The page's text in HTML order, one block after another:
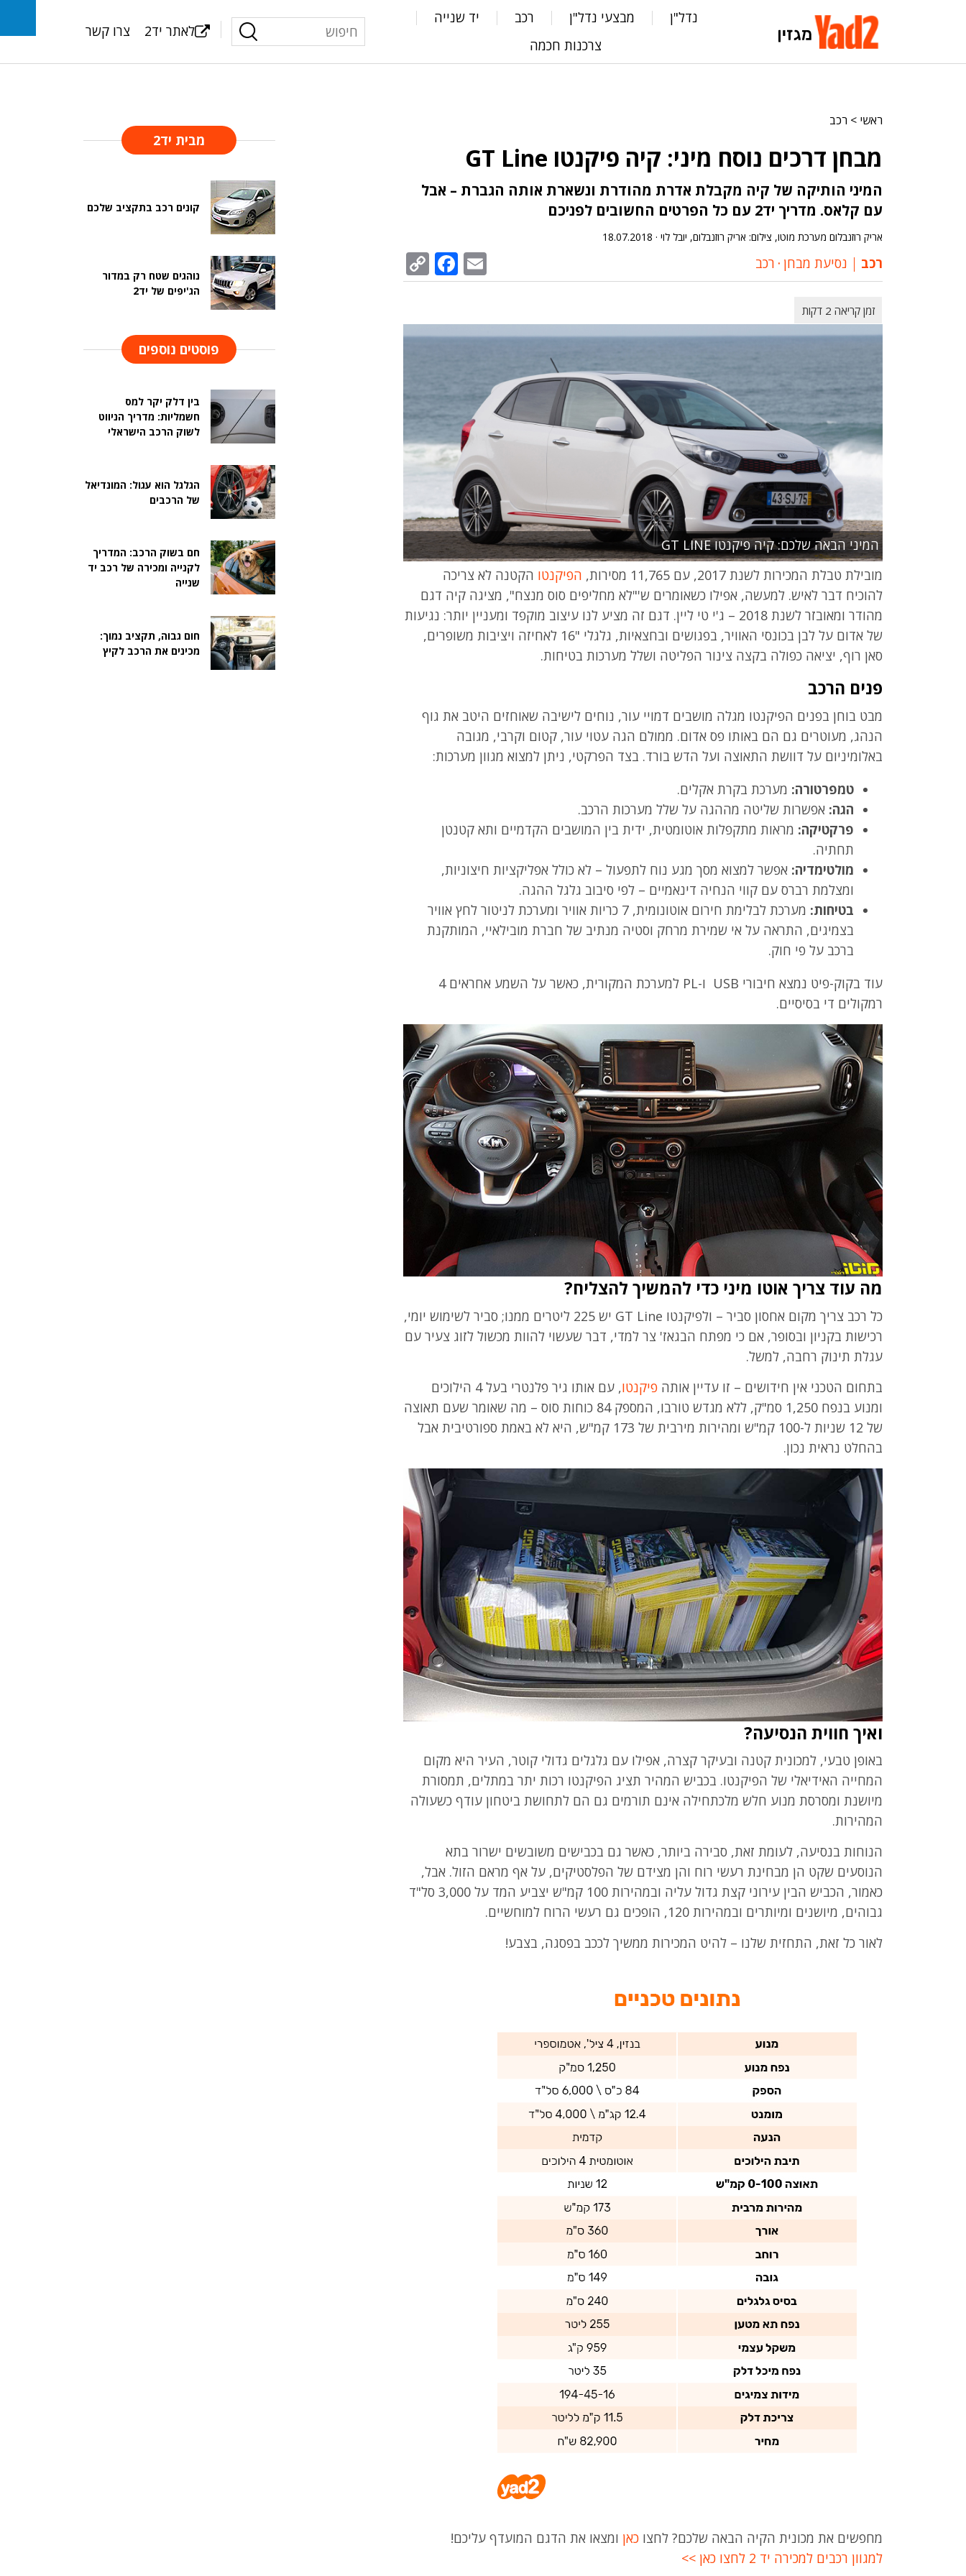
נדל"ן מבצעי נדל"ן רכב
יד שנייה
צרכנות חכמה
לאתר יד2 צרו קשר
ראשי > רכב
מבחן דרכים נוסח מיני: קיה פיקנטו GT Line
המיני הותיקה של קיה מקבלת אדרת מהודרת ונשארת אותה הגברת – אבל
עם קלאס. מדריך יד2 עם כל הפרטים החשובים לפניכם
אריק רוזנבלום מערכת מוטו, צילום: אריק רוזנבלום, יובל לוי · 18.07.2018
רכב נסיעת מבחן ‧ רכב Email
Facebook
Link
המיני הבאה שלכם: קיה פיקנטו GT LINE
מובילת טבלת המכירות לשנת 2017, עם 11,765 מסירות,
הפיקנטו הקטנה לא צריכה
להוכיח דבר לאיש. למעשה, אפילו כשאומרים ש'"לא מחליפים סוס מנצח", מציגה קיה דגם
מהודר ומאובזר לשנת 2018 – ג'י טי ליין. דגם זה מציע לנו עיצוב מוקפד ומעניין יותר: נגיעות
של אדום על לבן בכונסי האוויר, בפגושים ובחצאיות, גלגלי "16 לאחיזה ויציבות משופרים,
סאן רוף, יציאה כפולה בקצה צינור הפליטה ושלל מערכות בטיחות.
פנים הרכב
מבט בוחן בפנים הפיקנטו מגלה מושבים דמויי עור, נוחים לישיבה שאוחזים היטב את גוף
הנהג, מעוטרים גם הם באותו פס אדום. ממולם הגה עטוי עור, קטום וקרבי, מגובה
באלומיניום על דוושת התאוצה ועל הדש בורד. בצד הפרקטי, ניתן למצוא מגוון מערכות:
טמפרטורה: מערכת בקרת אקלים.
הגה: אפשרות שליטה מההגה על שלל מערכות הרכב.
פרקטיקה: מראות מתקפלות אוטומטית, ידית בין המושבים הקדמיים ותא קטנטן
תחתיה.
מולטימדיה: אפשר למצוא מסך מגע נוח לתפעול – לא כולל אפליקציות חיצוניות,
ומצלמת רברס עם קווי הנחיה דינאמיים – לפי סיבוב גלגל ההגה.
בטיחות:
מערכת לבלימת חירום אוטונומית, 7 כריות אוויר ומערכת לניטור לחץ אוויר
בצמיגים, התראה על אי שמירת מרחק וסטיה מנתיב של חברת מובילאיי, המותקנת
ברכב על פי חוק.
עוד בקוק-פיט נמצא חיבורי USB ו-PL למערכת המקורית, כאשר על השמע אחראים 4
רמקולים די בסיסיים.
מה עוד צריך אוטו מיני כדי להמשיך להצליח?
כל רכב צריך מקום אחסון סביר – ולפיקנטו GT Line יש 225 ליטרים ממנו; סביר לשימוש יומי,
רכישות בקניון ובסופר, אם כי מפתח הבגאז' צר למדי, דבר שעשוי להוות מכשול לזוג צעיר עם
עגלת תינוק רחבה, למשל.
בתחום הטכני אין חידושים – זו עדיין אותה פיקנטו
, עם אותו גיר פלנטרי בעל 4 הילוכים
ומנוע בנפח 1,250 סמ"ק, ללא מגדש טורבו, המספק 84 כוחות סוס – מה שאומר שעם תאוצה
של 12 שניות ל-100 קמ"ש ומהירות מירבית של 173 קמ"ש, היא לא באמת ספורטיבית אבל
בהחלט נראית נכון.
ואיך חווית הנסיעה?
באופן טבעי, למכונית קטנה ובעיקר קצרה, אפילו עם גלגלים גדולי קוטר, העיר היא מקום
המחייה האידיאלי של הפיקנטו. בכביש המהיר תציג הפיקנטו רכות יתר במתלים, תמסורת
מיושנת ומסרסת מנוע חלש מלכתחילה אינם תורמים גם הם לתחושת ביטחון עודף כשעולה
המהירות.
הנוחות בנסיעה, לעומת זאת, סבירה ביותר, כאשר גם בכבישים משובשים ישרור בתא
הנוסעים שקט הן מבחינת רעשי רוח והן מצידם של הפלסטיקים, על אף מראם הזול. אבל,
כאמור, הכביש הבין עירוני קצת גדול עליה ובמהירות 100 קמ"ש יצביע המד על 3,000 סל"ד
גבוהים, מיושנים ומיותרים ובמהירות 120, הופכים גם רעשי הרוח למוחשיים.
לאור כל זאת, התחזית שלנו – להיט המכירות ממשיך לככב בפסגה, בצבע!
מחפשים את מכונית הקיה הבאה שלכם? לחצו כאן ומצאו את הדגם המועדף עליכם!
למגוון רכבים למכירה יד 2 לחצו כאן >>
מבית יד2
קונים רכב בתקציב שלכם
נוהגים שטח רק במדור
הג'יפים של יד2
פוסטים נוספים
בין דלק יקר למס
חשמליות: מדריך הניווט
לשוק הרכב הישראלי
הגלגל הוא עגול: המונדיאל
של הרכבים
חם בשוק הרכב: המדריך
לקנייה ומכירה של רכב יד
שנייה
חום גבוה, תקציב נמוך:
מכינים את הרכב לקיץ